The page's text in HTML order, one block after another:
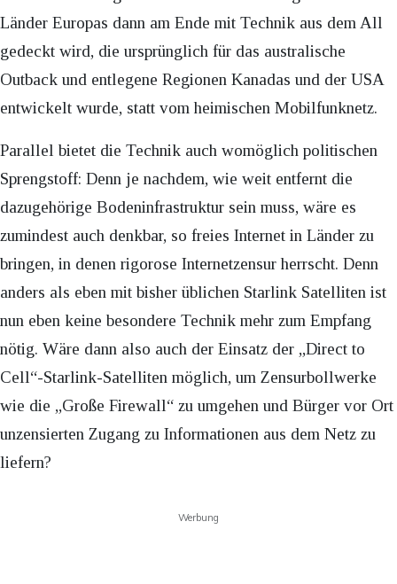
Länder Europas dann am Ende mit Technik aus dem All
gedeckt wird, die ursprünglich für das australische
Outback und entlegene Regionen Kanadas und der USA
entwickelt wurde, statt vom heimischen Mobilfunknetz.
Parallel bietet die Technik auch womöglich politischen
Sprengstoff: Denn je nachdem, wie weit entfernt die
dazugehörige Bodeninfrastruktur sein muss, wäre es
zumindest auch denkbar, so freies Internet in Länder zu
bringen, in denen rigorose Internetzensur herrscht. Denn
anders als eben mit bisher üblichen Starlink Satelliten ist
nun eben keine besondere Technik mehr zum Empfang
nötig. Wäre dann also auch der Einsatz der „Direct to
Cell“-Starlink-Satelliten möglich, um Zensurbollwerke
wie die „Große Firewall“ zu umgehen und Bürger vor Ort
unzensierten Zugang zu Informationen aus dem Netz zu
liefern?
Werbung